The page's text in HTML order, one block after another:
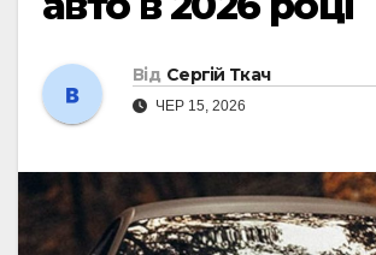
Від Сергій Ткач
ЧЕР 15, 2026